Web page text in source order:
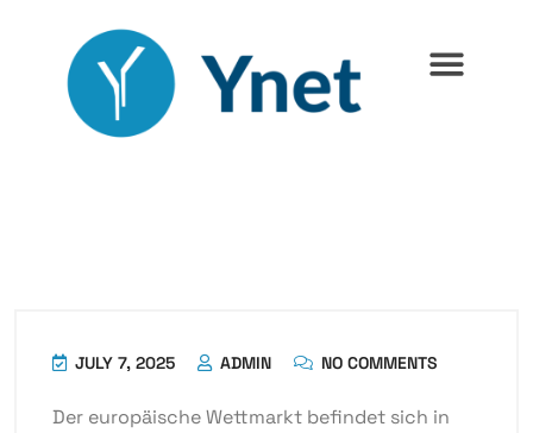
JULY 7, 2025 ADMIN NO COMMENTS
Der europäische Wettmarkt befindet sich in